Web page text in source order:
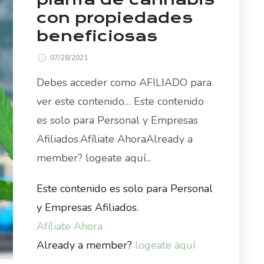
con propiedades
beneficiosas
07/28/2021
Debes acceder como AFILIADO para
ver este contenido… Este contenido
es solo para Personal y Empresas
Afiliados.Afíliate AhoraAlready a
member? logeate aquí...
Este contenido es solo para Personal
y Empresas Afiliados.
Afíliate Ahora
Already a member? logeate aquí